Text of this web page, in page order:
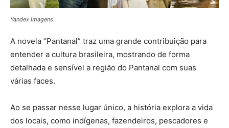
Yandex Imagens
A novela “Pantanal” traz uma grande contribuição para
entender a cultura brasileira, mostrando de forma
detalhada e sensível a região do Pantanal com suas
várias faces.
Ao se passar nesse lugar único, a história explora a vida
dos locais, como indígenas, fazendeiros, pescadores e